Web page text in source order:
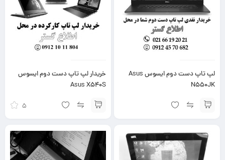
لپ تاپ دست دوم ایسوس Asus
N550JK
خریدار لپ تاپ دست دوم ایسوس
Asus X540S
5